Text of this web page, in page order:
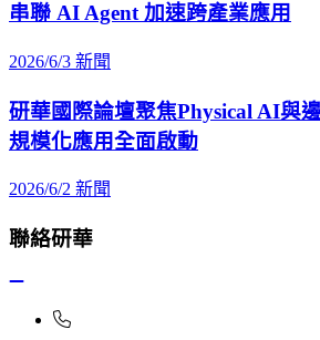
串聯 AI Agent 加速跨產業應用
2026/6/3 新聞
研華國際論壇聚焦Physical AI
規模化應用全面啟動
2026/6/2 新聞
聯絡研華